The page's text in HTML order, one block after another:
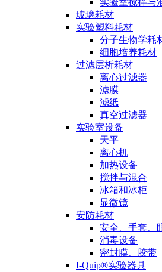
实验室搅拌与
玻璃耗材
实验塑料耗材
分子生物学耗
细胞培养耗材
过滤层析耗材
离心过滤器
滤膜
滤纸
真空过滤器
实验室设备
天平
离心机
加热设备
搅拌与混合
冰箱和冰柜
显微镜
安防耗材
安全、手套、
消毒设备
密封膜、胶带
I-Quip®️实验器具